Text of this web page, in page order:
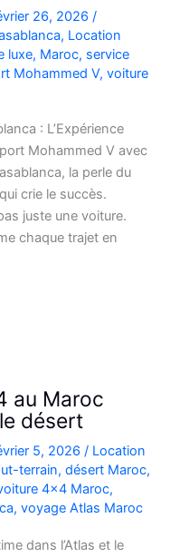
26, 2026 /
, Location
luxe, Maroc, service
Mohammed V, voiture
: L’Expérience
Mohammed V avec
la perle du
crie le succès.
juste une voiture.
chaque trajet en
au Maroc
désert
5, 2026 / Location
terrain, désert Maroc,
4x4 Maroc,
, voyage Atlas Maroc
dans l’Atlas et le